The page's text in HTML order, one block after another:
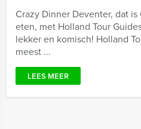
Crazy Dinner Deventer, dat
eten, met Holland Tour
lekker en komisch! Holland
meest ...
LEES MEER